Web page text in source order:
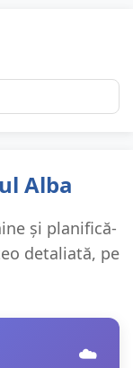
Alba
și planifică-
detaliată, pe
☁️